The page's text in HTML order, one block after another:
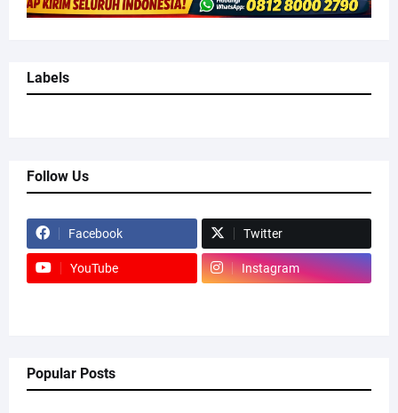
Labels
Follow Us
Facebook Twitter
YouTube Instagram
Popular Posts